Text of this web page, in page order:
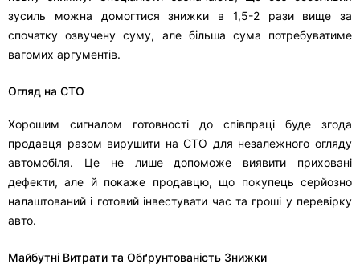
зусиль можна домогтися знижки в 1,5-2 рази вище за
спочатку озвучену суму, але більша сума потребуватиме
вагомих аргументів.
Огляд на СТО
Хорошим сигналом готовності до співпраці буде згода
продавця разом вирушити на СТО для незалежного огляду
автомобіля. Це не лише допоможе виявити приховані
дефекти, але й покаже продавцю, що покупець серйозно
налаштований і готовий інвестувати час та гроші у перевірку
авто.
Майбутні Витрати та Обґрунтованість Знижки